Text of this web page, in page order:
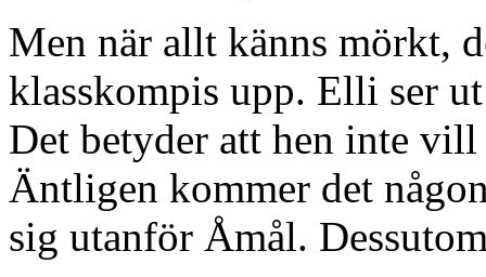
Men när allt känns mörkt,
klasskompis upp. Elli ser
Det betyder att hen inte
Äntligen kommer det
sig utanför Åmål.